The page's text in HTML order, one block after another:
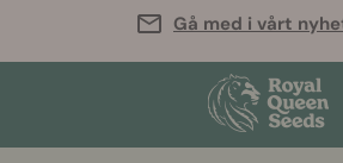
Gå med i vårt